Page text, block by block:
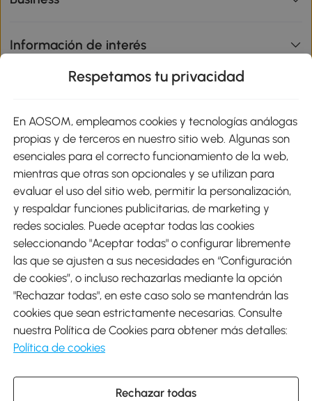
Información de interés
Métodos de Pago
Envíos
Descargar Aosom App
Google Play
Respetamos tu privacidad
En AOSOM, empleamos cookies y tecnologías análogas
propias y de terceros en nuestro sitio web. Algunas son
esenciales para el correcto funcionamiento de la web,
mientras que otras son opcionales y se utilizan para
evaluar el uso del sitio web, permitir la personalización,
y respaldar funciones publicitarias, de marketing y
redes sociales. Puede aceptar todas las cookies
seleccionando "Aceptar todas" o configurar libremente
las que se ajusten a sus necesidades en “Configuración
de cookies”, o incluso rechazarlas mediante la opción
"Rechazar todas", en este caso solo se mantendrán las
cookies que sean estrictamente necesarias. Consulte
nuestra Política de Cookies para obtener más detalles:
Política de cookies
Rechazar todas